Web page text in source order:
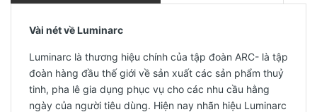
Vài nét về Luminarc
Luminarc là thương hiệu chính của tập đoàn ARC- là tập
đoàn hàng đầu thế giới về sản xuất các sản phẩm thuỷ
tinh, pha lê gia dụng phục vụ cho các nhu cầu hằng
ngày của người tiêu dùng. Hiện nay nhãn hiệu Luminarc